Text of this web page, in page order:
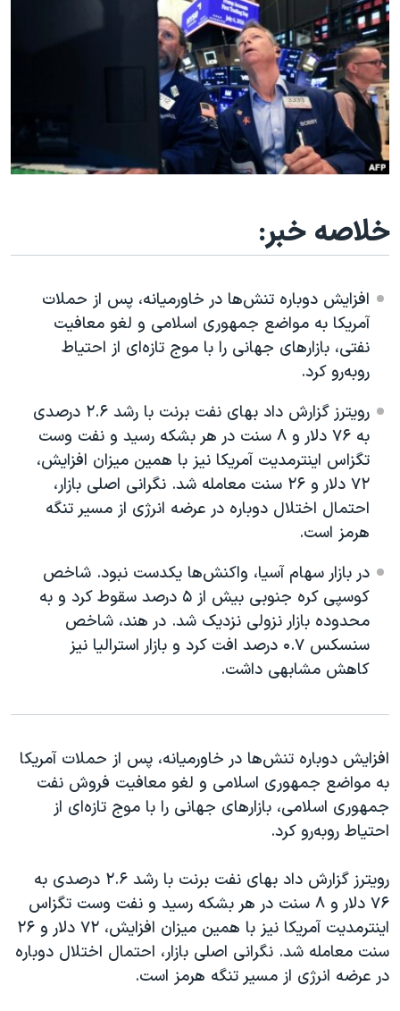
فرهنگ و زندگی
حقوق شهروندی
اقتصادی
علم و فناوری
اسرائیل در جنگ
گالری عکس
مستندها
انتخابات ریاست جمهوری آمریکا ۲۰۲۴
حمله جمهوری اسلامی به اسرائیل
رمز مهسا
ورزش زنان در ایران
اعتراضات زن، زندگی، آزادی
تریبونال مردمی آبان ۹۸
چهل سال گروگان‌گیری
قانون شفافیت دارائی کادر رهبری ایران
اعتراضات مردمی آبان ۹۸
اسرائیل در جنگ
نرگس محمدی برنده جایزه نوبل صلح
همایش محافظه‌کاران آمریکا «سی‌پک»
صفحه‌های ویژه
سفر پرزیدنت ترامپ به چین
دنبال کنید
زبانهای مختلف
خلاصه خبر:
افزایش دوباره تنش‌ها در خاورمیانه، پس از حملات
آمریکا به مواضع جمهوری اسلامی و لغو معافیت
نفتی، بازارهای جهانی را با موج تازه‌ای از احتیاط
روبه‌رو کرد.
رویترز گزارش داد بهای نفت برنت با رشد ۲.۶ درصدی
به ۷۶ دلار و ۸ سنت در هر بشکه رسید و نفت وست
تگزاس اینترمدیت آمریکا نیز با همین میزان افزایش،
۷۲ دلار و ۲۶ سنت معامله شد. نگرانی اصلی بازار،
احتمال اختلال دوباره در عرضه انرژی از مسیر تنگه
هرمز است.
در بازار سهام آسیا، واکنش‌ها یکدست نبود. شاخص
کوسپی کره جنوبی بیش از ۵ درصد سقوط کرد و به
محدوده بازار نزولی نزدیک شد. در هند، شاخص
سنسکس ۰.۷ درصد افت کرد و بازار استرالیا نیز
کاهش مشابهی داشت.
افزایش دوباره تنش‌ها در خاورمیانه، پس از حملات آمریکا
به مواضع جمهوری اسلامی و لغو معافیت فروش نفت
جمهوری اسلامی، بازارهای جهانی را با موج تازه‌ای از
احتیاط روبه‌رو کرد.
رویترز گزارش داد بهای نفت برنت با رشد ۲.۶ درصدی به
۷۶ دلار و ۸ سنت در هر بشکه رسید و نفت وست تگزاس
اینترمدیت آمریکا نیز با همین میزان افزایش، ۷۲ دلار و ۲۶
سنت معامله شد. نگرانی اصلی بازار، احتمال اختلال دوباره
در عرضه انرژی از مسیر تنگه هرمز است.